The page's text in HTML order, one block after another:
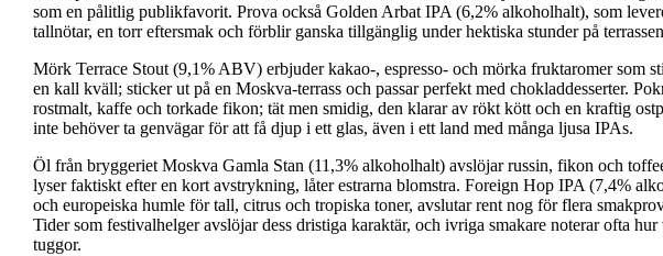
som en pålitlig publikfavorit. Prova också Golden Arbat IPA (6,2% alkoholhalt), som
tallnötar, en torr eftersmak och förblir ganska tillgänglig under hektiska stunder på
Mörk Terrace Stout (9,1% ABV) erbjuder kakao-, espresso- och mörka fruktaromer som
en kall kväll; sticker ut på en Moskva-terrass och passar perfekt med chokladdesserter.
rostmalt, kaffe och torkade fikon; tät men smidig, den klarar av rökt kött och en kraftig
inte behöver ta genvägar för att få djup i ett glas, även i ett land med många ljusa IPAs.
Öl från bryggeriet Moskva Gamla Stan (11,3% alkoholhalt) avslöjar russin, fikon och
lyser faktiskt efter en kort avstrykning, låter estrarna blomstra. Foreign Hop IPA (7,4%
och europeiska humle för tall, citrus och tropiska toner, avslutar rent nog för flera
Tider som festivalhelger avslöjar dess dristiga karaktär, och ivriga smakare noterar ofta
tuggor.